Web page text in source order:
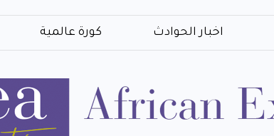
اخبار الحوادث كورة عالمية